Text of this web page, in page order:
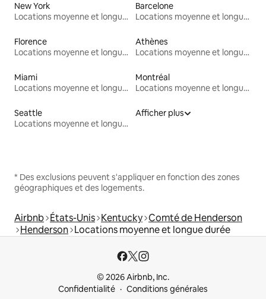
New York
Locations moyenne et longue durée
Barcelone
Locations moyenne et longue durée
Florence
Locations moyenne et longue durée
Athènes
Locations moyenne et longue durée
Miami
Locations moyenne et longue durée
Montréal
Locations moyenne et longue durée
Seattle
Locations moyenne et longue durée
Afficher plus
* Des exclusions peuvent s'appliquer en fonction des zones
géographiques et des logements.
Airbnb États-Unis Kentucky Comté de Henderson
Henderson Locations moyenne et longue durée
© 2026 Airbnb, Inc.
Confidentialité
Conditions générales